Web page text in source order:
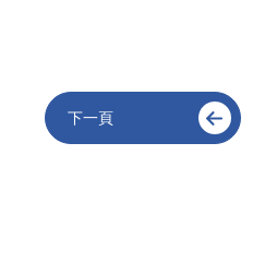
下一頁